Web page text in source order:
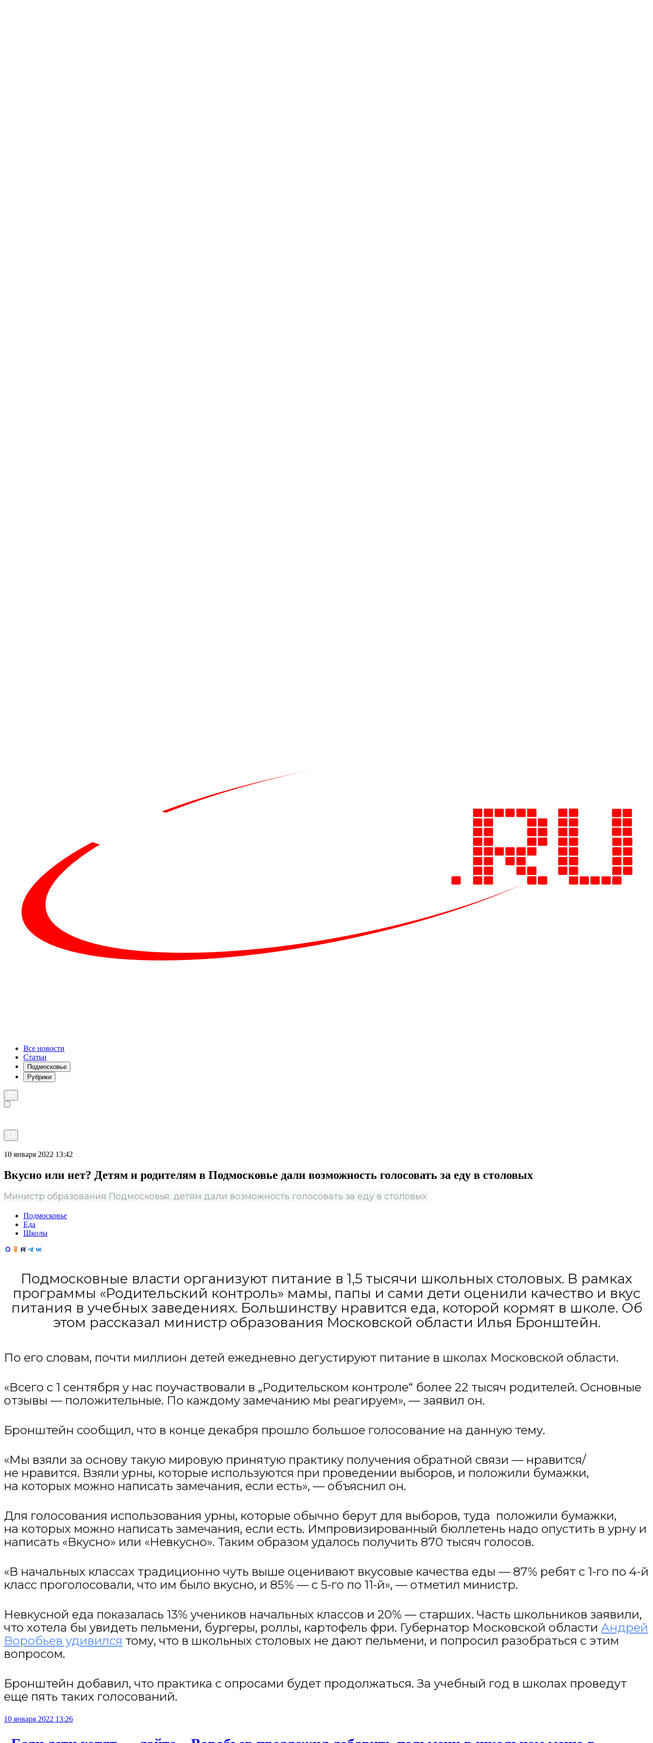
Все новости
Статьи
Подмосковье
Рубрики
10 января 2022 13:42
Вкусно или нет? Детям и родителям в Подмосковье дали возможность голосовать за еду в столовых
Министр образования Подмосковья: детям дали возможность голосовать за еду в столовых
Подмосковье
Еда
Школы
Подмосковные власти организуют питание в 1,5 тысячи школьных столовых. В рамках
программы «Родительский контроль» мамы, папы и сами дети оценили качество и вкус
питания в учебных заведениях. Большинству нравится еда, которой кормят в школе. Об
этом рассказал министр образования Московской области Илья Бронштейн.
По его словам, почти миллион детей ежедневно дегустируют питание в школах Московской области.
«Всего с 1 сентября у нас поучаствовали в „Родительском контроле“ более 22 тысяч родителей. Основные
отзывы — положительные. По каждому замечанию мы реагируем», — заявил он.
Бронштейн сообщил, что в конце декабря прошло большое голосование на данную тему.
«Мы взяли за основу такую мировую принятую практику получения обратной связи — нравится/
не нравится. Взяли урны, которые используются при проведении выборов, и положили бумажки,
на которых можно написать замечания, если есть», — объяснил он.
Для голосования использования урны, которые обычно берут для выборов, туда положили бумажки,
на которых можно написать замечания, если есть. Импровизированный бюллетень надо опустить в урну и
написать «Вкусно» или «Невкусно». Таким образом удалось получить 870 тысяч голосов.
«В начальных классах традиционно чуть выше оценивают вкусовые качества еды — 87% ребят с 1-го по 4-й
класс проголосовали, что им было вкусно, и 85% — с 5-го по 11-й», — отметил министр.
Невкусной еда показалась 13% учеников начальных классов и 20% — старших. Часть школьников заявили,
что хотела бы увидеть пельмени, бургеры, роллы, картофель фри. Губернатор Московской области Андрей
Воробьев удивился тому, что в школьных столовых не дают пельмени, и попросил разобраться с этим
вопросом.
Бронштейн добавил, что практика с опросами будет продолжаться. За учебный год в школах проведут
еще пять таких голосований.
10 января 2022 13:26